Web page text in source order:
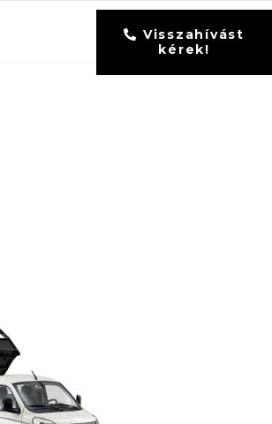
Visszahívást
kérek!